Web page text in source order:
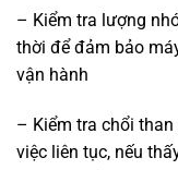
– Kiểm tra lượng
thời để đảm bảo
vận hành
– Kiểm tra chổi
việc liên tục, nếu